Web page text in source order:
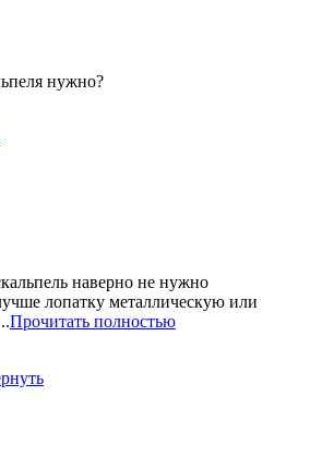
нужно?
наверно не нужно
лопатку металлическую или
Прочитать полностью